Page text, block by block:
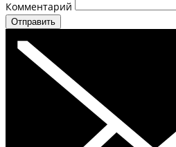
Комментарий
Отправить